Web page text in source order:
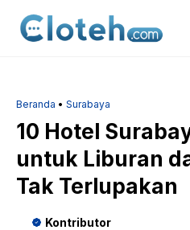
Beranda • Surabaya
10 Hotel
untuk Liburan
Tak Terlupakan
Kontributor